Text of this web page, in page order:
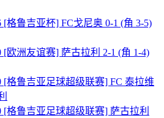
[格鲁吉亚杯] FC戈尼奥 0-1 (角 3-5)
[欧洲友谊赛] 萨古拉利 2-1 (角 1-4)
[格鲁吉亚足球超级联赛] FC 泰拉维
[格鲁吉亚足球超级联赛] 萨古拉利